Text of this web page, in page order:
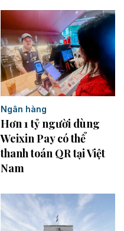
Ngân hàng
Hơn 1 tỷ người dùng
Weixin Pay có thể
thanh toán QR tại Việt
Nam